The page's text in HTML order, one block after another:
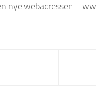
nye webadressen –